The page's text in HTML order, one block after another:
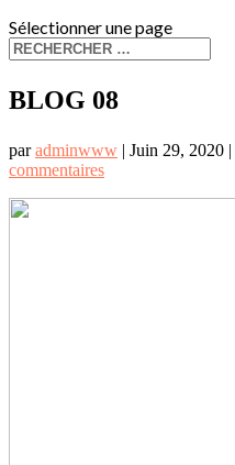
Sélectionner une page
BLOG 08
paradminwww | Juin 29, 2020 |
commentaires